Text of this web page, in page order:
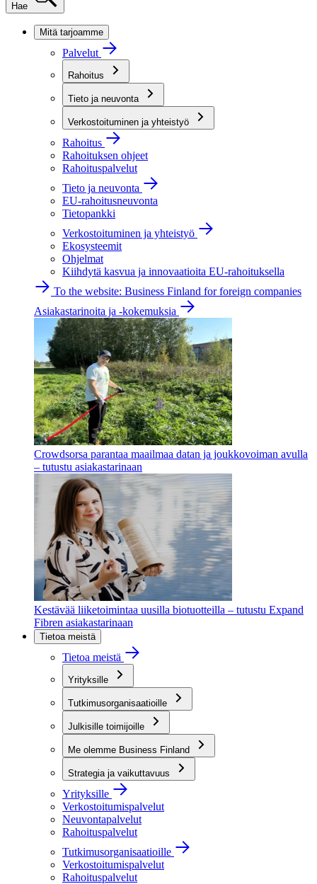
Hae
Mitä tarjoamme
Palvelut
Rahoitus
Tieto ja neuvonta
Verkostoituminen ja yhteistyö
Rahoitus
Rahoituksen ohjeet
Rahoituspalvelut
Tieto ja neuvonta
EU-rahoitusneuvonta
Tietopankki
Verkostoituminen ja yhteistyö
Ekosysteemit
Ohjelmat
Kiihdytä kasvua ja innovaatioita EU-rahoituksella
To the website: Business Finland for foreign companies
Asiakastarinoita ja -kokemuksia
Crowdsorsa parantaa maailmaa datan ja joukkovoiman avulla
– tutustu asiakastarinaan
Kestävää liiketoimintaa uusilla biotuotteilla – tutustu Expand
Fibren asiakastarinaan
Tietoa meistä
Tietoa meistä
Yrityksille
Tutkimusorganisaatioille
Julkisille toimijoille
Me olemme Business Finland
Strategia ja vaikuttavuus
Yrityksille
Verkostoitumispalvelut
Neuvontapalvelut
Rahoituspalvelut
Tutkimusorganisaatioille
Verkostoitumispalvelut
Rahoituspalvelut